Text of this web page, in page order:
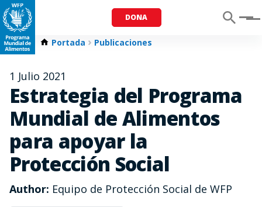
DONA Menu
Portada Publicaciones
1 Julio 2021
Estrategia del Programa
Mundial de Alimentos
para apoyar la
Protección Social
Author: Equipo de Protección Social de WFP